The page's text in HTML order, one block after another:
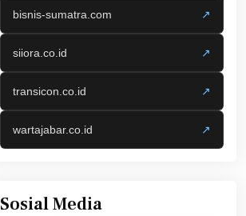
bisnis-sumatra.com ↗
siiora.co.id ↗
transicon.co.id ↗
wartajabar.co.id ↗
Sosial Media